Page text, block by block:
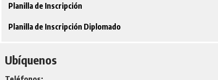
Planilla de Inscripción
Planilla de Inscripción Diplomado
Ubíquenos